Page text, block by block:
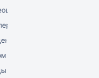
акций
магазинов